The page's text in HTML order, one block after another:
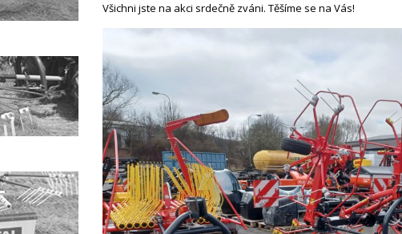
Všichni jste na akci srdečně zváni. Těšíme se na Vás!